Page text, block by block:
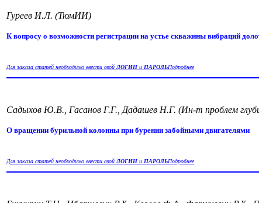
Гуреев И.Л. (ТюмИИ)
К вопросу о возможности регистрации на устье скважины вибраций
Для заказа статей необходимо ввести свойЛОГИН и ПАРОЛЬПодробнее
Садыхов Ю.В., Гасанов Г.Г., Дадашев Н.Г. (Ин-т проблем
О вращении бурильной колонны при бурении забойными двигателями
Для заказа статей необходимо ввести свойЛОГИН и ПАРОЛЬПодробнее